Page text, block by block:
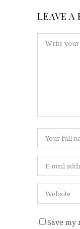
LEAVE A
Save